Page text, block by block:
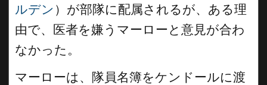
ルデン ）が部隊に配属されるが、ある理
由で、医者を嫌うマーローと意見が合わ
なかった。
マーローは、隊員名簿をケンドールに渡